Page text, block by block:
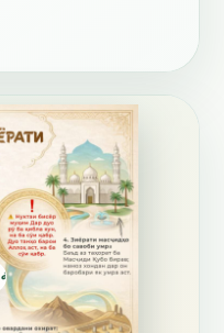
Tajik забо́ни тоҷикӣ́ الطاجيكية